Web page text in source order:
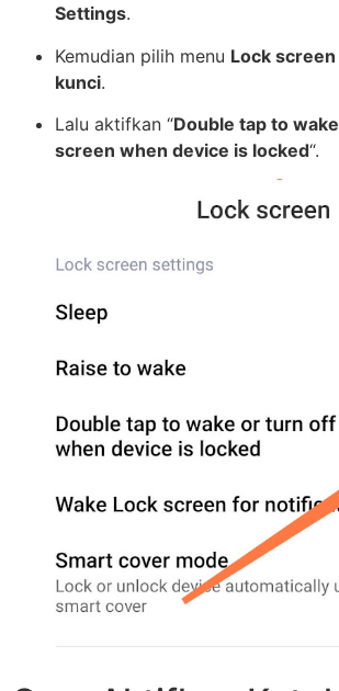
Settings.
Kemudian pilih menu Lock screen
kunci.
Lalu aktifkan “Double tap to
screen when device is locked“.